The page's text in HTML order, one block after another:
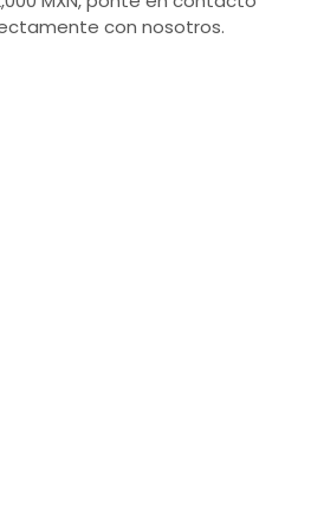
con nosotros.